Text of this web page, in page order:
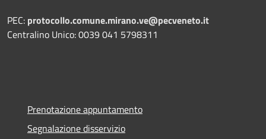
PEC: protocollo.comune.mirano.ve@pecveneto.it
Centralino Unico: 0039 041 5798311
Prenotazione appuntamento
Segnalazione disservizio